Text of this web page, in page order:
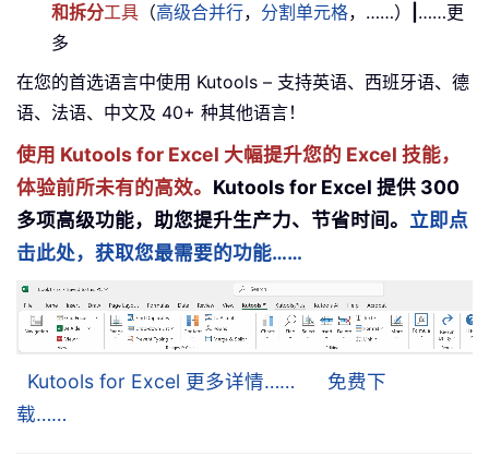
和拆分工具 （高级合并行， 分割单元格，……）
……更
多
在您的首选语言中使用 Kutools – 支持英语、西班牙语、德
语、法语、中文及 40+ 种其他语言！
使用 Kutools for Excel 大幅提升您的 Excel 技能，
体验前所未有的高效。 Kutools for Excel 提供 300
多项高级功能，助您提升生产力、节省时间。 立即点
击此处，获取您最需要的功能……
Kutools for Excel 更多详情……
免费下
载……